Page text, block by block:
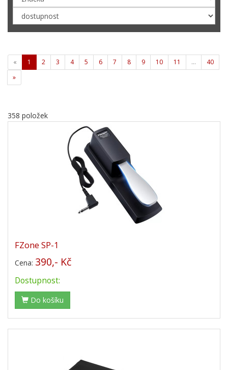
« 1 2 3 4 5 6 7 8 9 10 11 …
40
»
358 položek
FZone SP-1
Cena: 390,- Kč
Dostupnost:
Do košíku